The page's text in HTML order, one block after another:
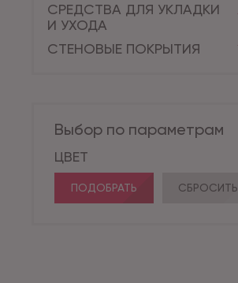
СРЕДСТВА ДЛЯ УКЛАДКИ
И УХОДА
СТЕНОВЫЕ ПОКРЫТИЯ
Выбор по параметрам
ЦВЕТ
ПОДОБРАТЬ СБРОСИТЬ